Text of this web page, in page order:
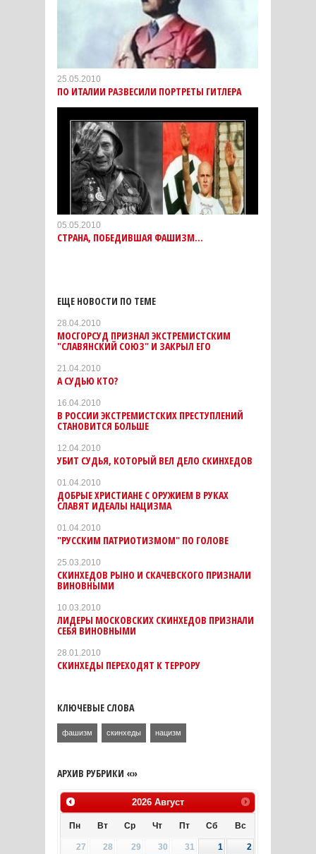
25.05.2010
ПО ИТАЛИИ РАЗВЕСИЛИ ПОРТРЕТЫ ГИТЛЕРА
05.05.2010
СТРАНА, ПОБЕДИВШАЯ ФАШИЗМ...
ЕЩЕ НОВОСТИ ПО ТЕМЕ
28.04.2010
МОСГОРСУД ПРИЗНАЛ ЭКСТРЕМИСТСКИМ
"СЛАВЯНСКИЙ СОЮЗ" И ЗАКРЫЛ ЕГО
21.04.2010
А СУДЬЮ КТО?
16.04.2010
В РОССИИ ЭКСТРЕМИСТСКИХ ПРЕСТУПЛЕНИЙ
СТАНОВИТСЯ БОЛЬШЕ
12.04.2010
УБИТ СУДЬЯ, КОТОРЫЙ ВЕЛ ДЕЛО СКИНХЕДОВ
01.04.2010
ДОБРЫЕ ХРИСТИАНЕ С ОРУЖИЕМ В РУКАХ
СЛАВЯТ ИДЕАЛЫ НАЦИЗМА
01.04.2010
"РУССКИМ ПАТРИОТИЗМОМ" ПО ГОЛОВЕ
25.03.2010
СКИНХЕДОВ РЫНО И СКАЧЕВСКОГО ПРИЗНАЛИ
ВИНОВНЫМИ
10.03.2010
ЛИДЕРЫ МОСКОВСКИХ СКИНХЕДОВ ПРИЗНАЛИ
СЕБЯ ВИНОВНЫМИ
28.01.2010
СКИНХЕДЫ ПЕРЕХОДЯТ К ТЕРРОРУ
КЛЮЧЕВЫЕ СЛОВА
фашизм скинхеды нацизм
АРХИВ РУБРИКИ «»
2026 Август
Пн Вт Ср Чт Пт Сб Вс
27 28 29 30 31 1
2